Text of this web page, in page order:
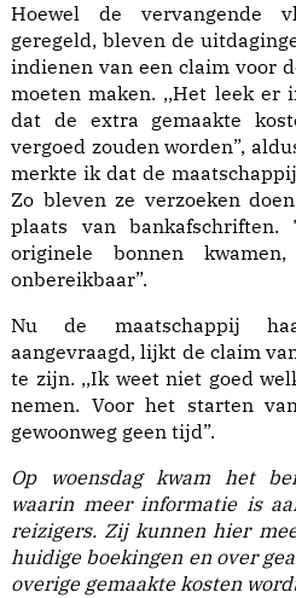
Hoewel de vervangende
geregeld, bleven de
indienen van een claim voor
moeten maken. ,,Het leek er
dat de extra gemaakte
vergoed zouden worden”,
merkte ik dat de
Zo bleven ze verzoeken
plaats van
originele bonnen
onbereikbaar”.
Nu de maatschappij
aangevraagd, lijkt de claim
te zijn. ,,Ik weet niet goed
nemen. Voor het starten
gewoonweg geen tijd”.
Op woensdag kwam het
waarin meer informatie is
reizigers. Zij kunnen hier
huidige boekingen en over
overige gemaakte kosten